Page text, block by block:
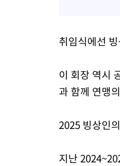
취임식에선
이 회장 역시
과 함께 연맹
2025 빙상인
지난